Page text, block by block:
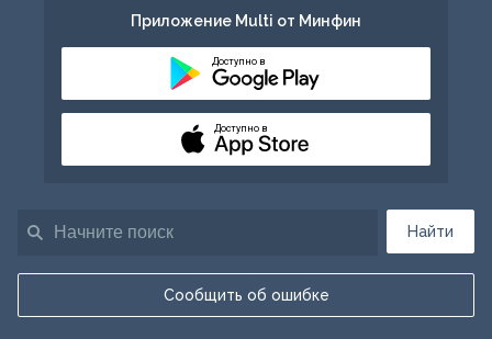
Найти
Сообщить об ошибке
Приложение Multi от Минфин
Доступно в
Доступно в